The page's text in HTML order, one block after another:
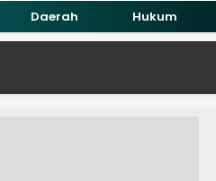
Daerah Hukum